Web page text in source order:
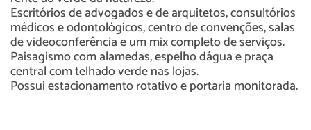
Escritórios de advogados e de arquitetos, consultórios
médicos e odontológicos, centro de convenções, salas
de videoconferência e um mix completo de serviços.
Paisagismo com alamedas, espelho dágua e praça
central com telhado verde nas lojas.
Possui estacionamento rotativo e portaria monitorada.